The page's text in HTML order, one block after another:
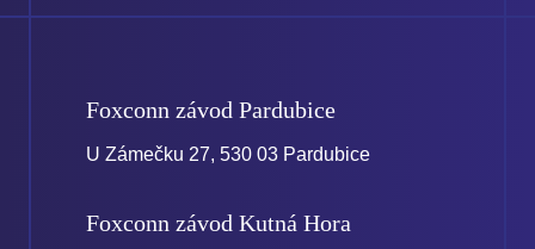
nepodařilo
Foxconn závod Pardubice
U Zámečku 27, 530 03 Pardubice
Foxconn závod Kutná Hora